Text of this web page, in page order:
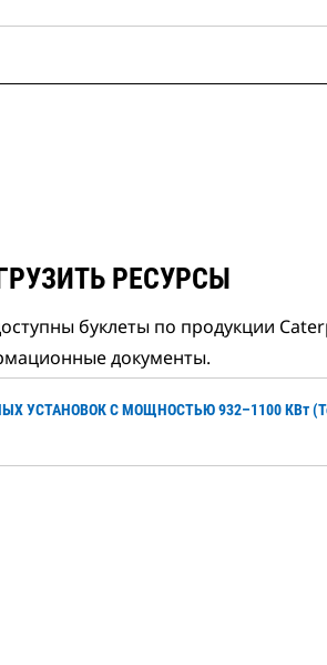
РЕСУРСЫ
буклеты по продукции
документы.
УСТАНОВОК С МОЩНОСТЬЮ 932–1100 КВт